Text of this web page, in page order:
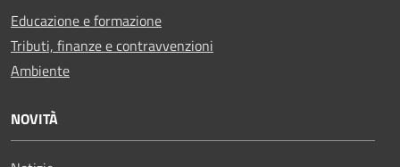
Educazione e formazione
Tributi, finanze e contravvenzioni
Ambiente
NOVITÀ